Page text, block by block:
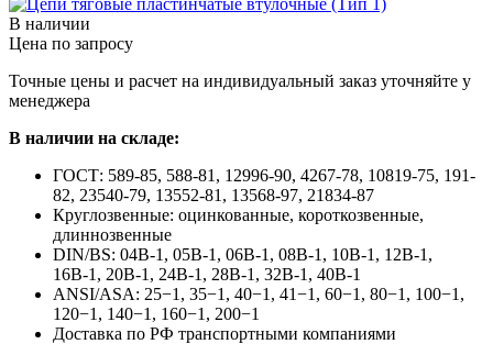
В наличии
Цена по запросу
Точные цены и расчет на индивидуальный заказ уточняйте у
менеджера
В наличии на складе:
ГОСТ: 589-85, 588-81, 12996-90, 4267-78, 10819-75, 191-
82, 23540-79, 13552-81, 13568-97, 21834-87
Круглозвенные: оцинкованные, короткозвенные,
длиннозвенные
DIN/BS: 04В-1, 05В-1, 06В-1, 08В-1, 10В-1, 12В-1,
16В-1, 20В-1, 24В-1, 28В-1, 32В-1, 40В-1
ANSI/ASA: 25−1, 35−1, 40−1, 41−1, 60−1, 80−1, 100−1,
120−1, 140−1, 160−1, 200−1
Доставка по РФ транспортными компаниями